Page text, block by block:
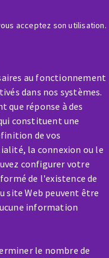
acceptez son utilisation.
au fonctionnement
dans nos systèmes.
réponse à des
constituent une
de vos
la connexion ou le
configurer votre
de l'existence de
site Web peuvent être
information
le nombre de
?
En panne ?